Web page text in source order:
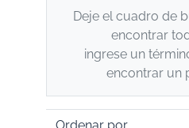
Deje el cuadro de
encontrar
ingrese un
encontrar un
Ordenar por